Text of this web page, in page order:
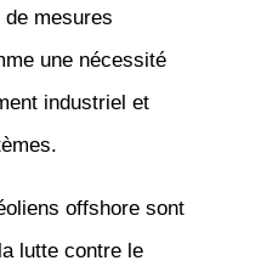
mesures
une nécessité
industriel et
offshore sont
lutte contre le